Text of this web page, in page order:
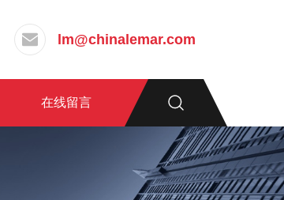
lm@chinalemar.com
在线留言